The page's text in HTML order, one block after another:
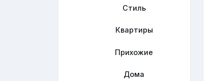
Стиль
Квартиры
Прихожие
Дома